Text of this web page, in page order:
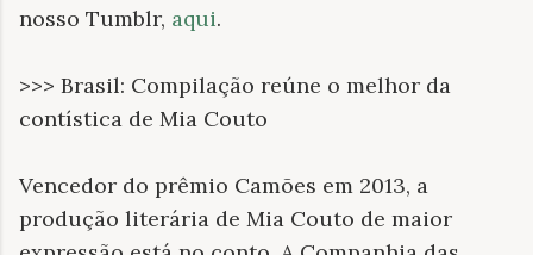
nosso Tumblr, aqui.
>>> Brasil: Compilação reúne o melhor da
contística de Mia Couto
Vencedor do prêmio Camões em 2013, a
produção literária de Mia Couto de maior